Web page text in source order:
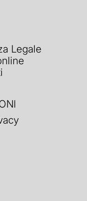
Legale